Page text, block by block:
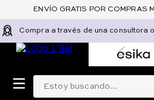
Compra a través de una consultora
Estoy buscando...
ENVÍO GRATIS POR COMPRAS